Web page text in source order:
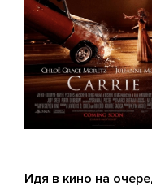
Идя в кино на